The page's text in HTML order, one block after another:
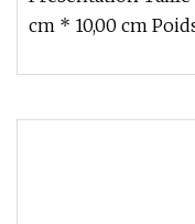
cm * 10,00 cm